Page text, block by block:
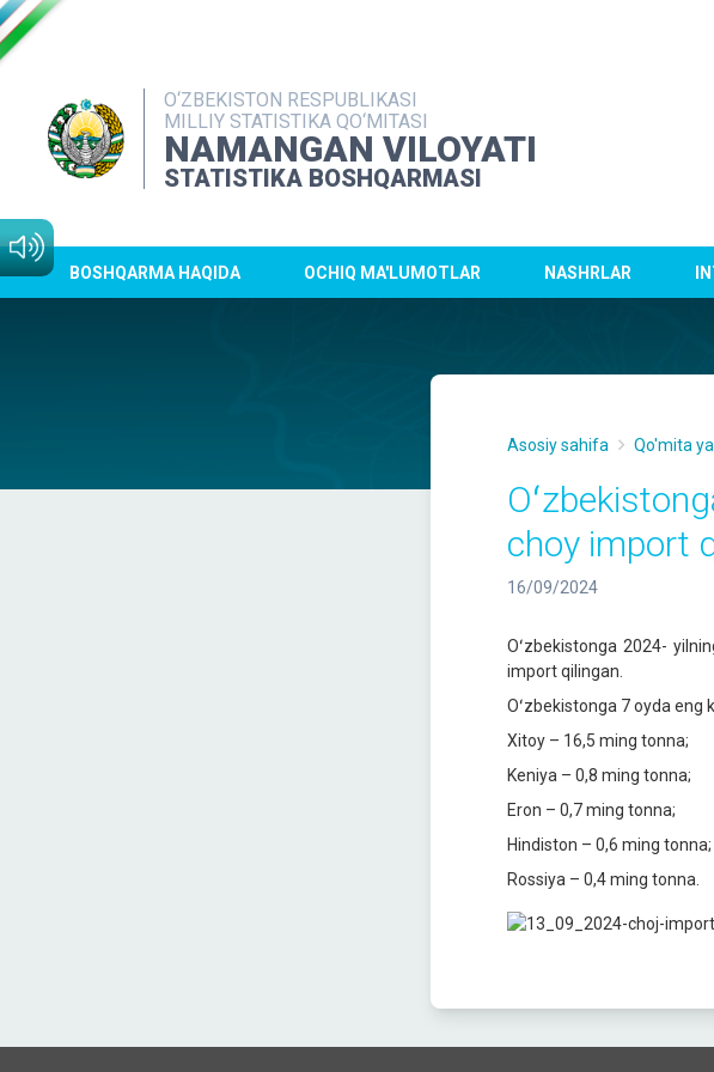
O‘ZBEKISTON RESPUBLIKASI
MILLIY STATISTIKA QO‘MITASI
NAMANGAN VILOYATI
STATISTIKA BOSHQARMASI
BOSHQARMA HAQIDA OCHIQ MA'LUMOTLAR NASHRLAR
Asosiy sahifa Qo'mita
choy import
16/09/2024
Oʻzbekistonga 2024-
import qilingan.
Oʻzbekistonga 7 oyda eng
Xitoy – 16,5 ming tonna;
Keniya – 0,8 ming tonna;
Eron – 0,7 ming tonna;
Hindiston – 0,6 ming tonna;
Rossiya – 0,4 ming tonna.